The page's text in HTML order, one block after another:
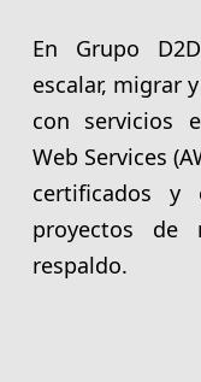
En Grupo
escalar, migrar
con servicios
Web Services
certificados y
proyectos de
respaldo.